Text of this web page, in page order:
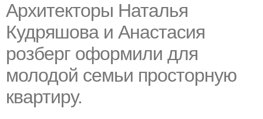
Архитекторы Наталья
Кудряшова и Анастасия
розберг оформили для
молодой семьи просторную
квартиру.